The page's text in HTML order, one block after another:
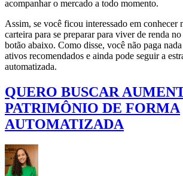
acompanhar o mercado a todo momento.
Assim, se você ficou interessado em conhecer
carteira para se preparar para viver de renda
botão abaixo. Como disse, você não paga
ativos recomendados e ainda pode seguir a
automatizada.
QUERO BUSCAR
PATRIMÔNIO DE FORMA
AUTOMATIZADA